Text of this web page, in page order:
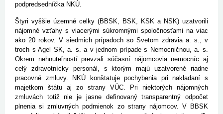
podpredsedníčka NKÚ.
Štyri vyššie územné celky (BBSK, BSK, KSK a NSK) uzatvorili
nájomné vzťahy s viacerými súkromnými spoločnosťami na viac
ako 20 rokov. V siedmich prípadoch so Svetom zdravia a. s., v
troch s Agel SK, a. s. a v jednom prípade s Nemocničnou, a. s.
Okrem nehnuteľností prevzali súčasní nájomcovia nemocníc aj
celý zdravotnícky personál, s ktorým majú uzatvorené riadne
pracovné zmluvy. NKÚ konštatuje pochybenia pri nakladaní s
majetkom štátu aj zo strany VÚC. Pri niektorých nájomných
zmluvách totiž nie je jasne definovaný transparentný odpočet
plnenia si zmluvných podmienok zo strany nájomcov. V BBSK